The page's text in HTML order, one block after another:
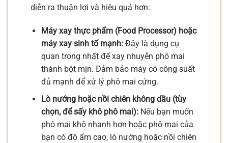
diễn ra thuận lợi và hiệu quả hơn:
Máy xay thực phẩm (Food Processor) hoặc
máy xay sinh tố mạnh:Đây là dụng cụ
quan trọng nhất để xay nhuyễn phô mai
thành bột mịn. Đảm bảo máy có công suất
đủ mạnh để xử lý phô mai cứng.
Lò nướng hoặc nồi chiên không dầu (tùy
chọn, để sấy khô phô mai):Nếu bạn muốn
phô mai khô nhanh hơn hoặc phô mai của
bạn có độ ẩm cao, lò nướng hoặc nồi chiên